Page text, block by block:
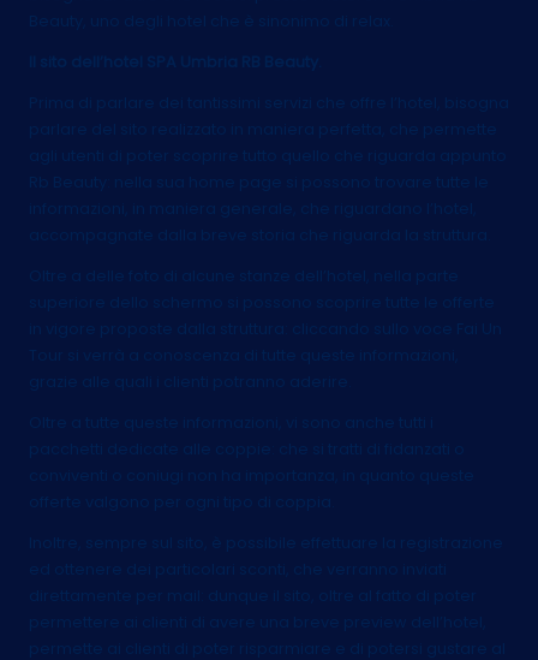
Beauty, uno degli hotel che è sinonimo di relax.
Il sito dell’hotel SPA Umbria RB Beauty.
Prima di parlare dei tantissimi servizi che offre l’hotel, bisogna
parlare del sito realizzato in maniera perfetta, che permette
agli utenti di poter scoprire tutto quello che riguarda appunto
Rb Beauty: nella sua home page si possono trovare tutte le
informazioni, in maniera generale, che riguardano l’hotel,
accompagnate dalla breve storia che riguarda la struttura.
Oltre a delle foto di alcune stanze dell’hotel, nella parte
superiore dello schermo si possono scoprire tutte le offerte
in vigore proposte dalla struttura: cliccando sullo voce Fai Un
Tour si verrà a conoscenza di tutte queste informazioni,
grazie alle quali i clienti potranno aderire.
Oltre a tutte queste informazioni, vi sono anche tutti i
pacchetti dedicate alle coppie: che si tratti di fidanzati o
conviventi o coniugi non ha importanza, in quanto queste
offerte valgono per ogni tipo di coppia.
Inoltre, sempre sul sito, è possibile effettuare la registrazione
ed ottenere dei particolari sconti, che verranno inviati
direttamente per mail: dunque il sito, oltre al fatto di poter
permettere ai clienti di avere una breve preview dell’hotel,
permette ai clienti di poter risparmiare e di potersi gustare al